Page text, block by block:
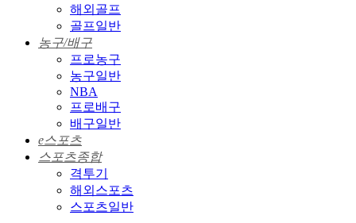
해외골프
골프일반
농구/배구
프로농구
농구일반
NBA
프로배구
배구일반
e스포츠
스포츠종합
격투기
해외스포츠
스포츠일반